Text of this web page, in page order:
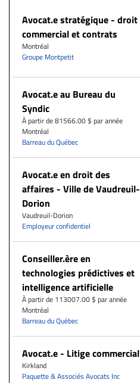
Avocat.e stratégique - droit
commercial et contrats
Montréal
Groupe Montpetit
Avocat.e au Bureau du
Syndic
À partir de 81566.00 $ par année
Montréal
Barreau du Québec
Avocat.e en droit des
affaires - Ville de Vaudreuil-
Dorion
Vaudreuil-Dorion
Employeur confidentiel
Conseiller.ère en
technologies prédictives et
intelligence artificielle
À partir de 113007.00 $ par année
Montréal
Barreau du Québec
Avocat.e - Litige commercial
Kirkland
Paquette & Associés Avocats Inc